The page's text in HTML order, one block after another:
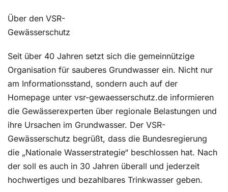
Über den VSR-
Gewässerschutz
Seit über 40 Jahren setzt sich die gemeinnützige
Organisation für sauberes Grundwasser ein. Nicht nur
am Informationsstand, sondern auch auf der
Homepage unter vsr-gewaesserschutz.de informieren
die Gewässerexperten über regionale Belastungen und
ihre Ursachen im Grundwasser. Der VSR-
Gewässerschutz begrüßt, dass die Bundesregierung
die „Nationale Wasserstrategie“ beschlossen hat. Nach
der soll es auch in 30 Jahren überall und jederzeit
hochwertiges und bezahlbares Trinkwasser geben.